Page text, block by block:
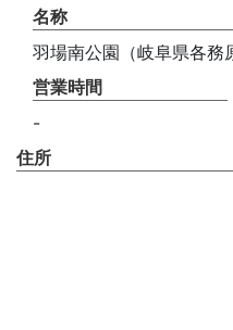
名称
羽場南公園（岐阜県各務
営業時間
-
住所